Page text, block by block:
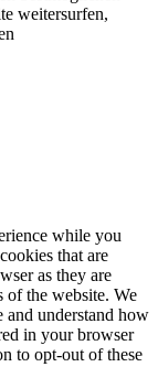
weitersurfen,
while you
that are
as they are
of the website. We
and understand how
in your browser
to opt-out of these